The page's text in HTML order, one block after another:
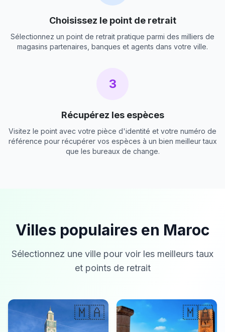
Choisissez le point de retrait
Sélectionnez un point de retrait pratique parmi des milliers de
magasins partenaires, banques et agents dans votre ville.
3
Récupérez les espèces
Visitez le point avec votre pièce d'identité et votre numéro de
référence pour récupérer vos espèces à un bien meilleur taux
que les bureaux de change.
Villes populaires en Maroc
Sélectionnez une ville pour voir les meilleurs taux
et points de retrait
🇲🇦 🇲🇦